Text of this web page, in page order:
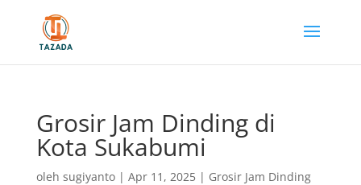
Grosir Jam Dinding di
Kota Sukabumi
oleh sugiyanto| Apr 11, 2025| Grosir Jam Dinding